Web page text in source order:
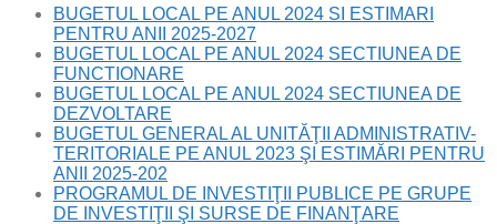
BUGETUL LOCAL PE ANUL 2024 SI ESTIMARI
PENTRU ANII 2025-2027
BUGETUL LOCAL PE ANUL 2024 SECTIUNEA DE
FUNCTIONARE
BUGETUL LOCAL PE ANUL 2024 SECTIUNEA DE
DEZVOLTARE
BUGETUL GENERAL AL UNITĂŢII ADMINISTRATIV-
TERITORIALE PE ANUL 2023 ŞI ESTIMĂRI PENTRU
ANII 2025-202
PROGRAMUL DE INVESTIŢII PUBLICE PE GRUPE
DE INVESTIŢII ŞI SURSE DE FINANŢARE